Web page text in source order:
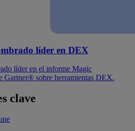
líder en DEX
líder en el informe Magic
sobre herramientas DEX.
clave